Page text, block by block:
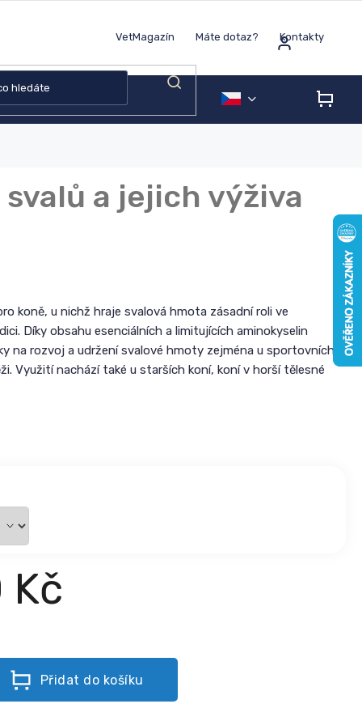
VetMagazín Máte dotaz? Kontakty
a jejich výživa
Kč
Přidat do košíku
koně, u nichž hraje svalová hmota zásadní roli ve
Díky obsahu esenciálních a limitujících aminokyselin
na rozvoj a udržení svalové hmoty zejména u sportovních
Využití nachází také u starších koní, koní v horší tělesné